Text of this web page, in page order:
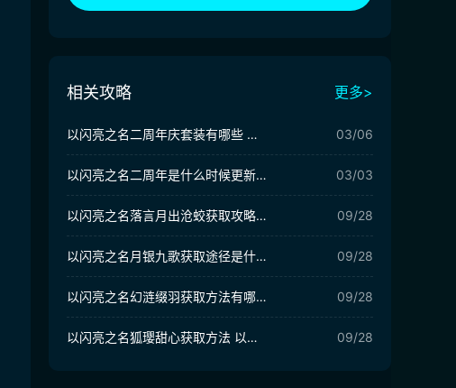
相关攻略 更多>
以闪亮之名二周年庆套装有哪些 以闪亮之名二周年庆套装介绍 03/06
以闪亮之名二周年是什么时候更新 以闪亮之名二周年爆料 03/03
以闪亮之名落言月出沧蛟获取攻略 落言月出沧蛟获取方法说明 09/28
以闪亮之名月银九歌获取途径是什么 以闪亮之名月银九歌介绍 09/28
以闪亮之名幻涟缀羽获取方法有哪些 以闪亮之名幻涟缀羽获取攻略 09/28
以闪亮之名狐璎甜心获取方法 以闪亮之名新套装狐璎甜心怎么获得 09/28